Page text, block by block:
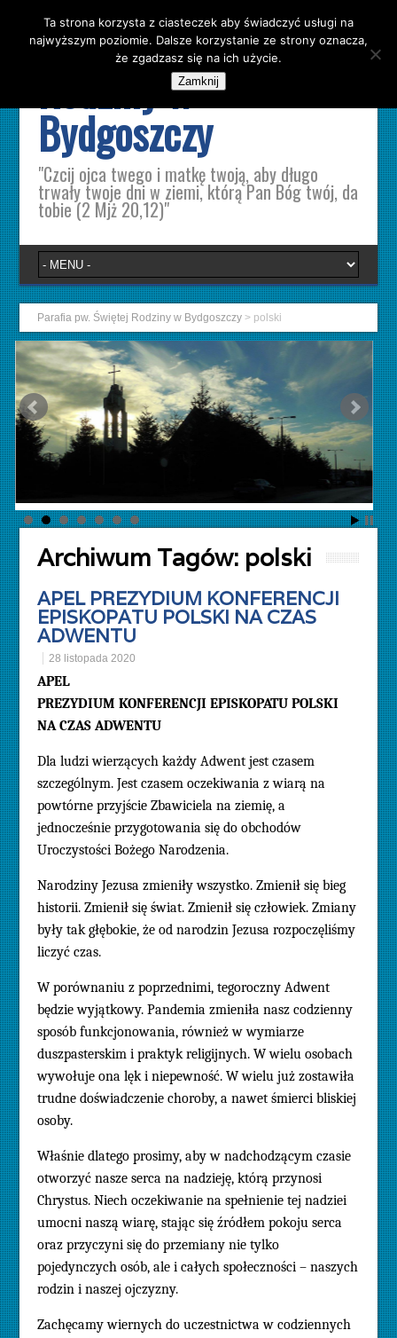
Parafia pw. Świętej
Rodziny w
Bydgoszczy
"Czcij ojca twego i matkę twoją, aby długo
trwały twoje dni w ziemi, którą Pan Bóg twój, da
tobie (2 Mjż 20,12)"
Parafia pw. Świętej Rodziny w Bydgoszczy > polski
Archiwum Tagów: polski
APEL PREZYDIUM KONFERENCJI
EPISKOPATU POLSKI NA CZAS
ADWENTU
28 listopada 2020
APEL
PREZYDIUM KONFERENCJI EPISKOPATU POLSKI
NA CZAS ADWENTU
Dla ludzi wierzących każdy Adwent jest czasem
szczególnym. Jest czasem oczekiwania z wiarą na
powtórne przyjście Zbawiciela na ziemię, a
jednocześnie przygotowania się do obchodów
Uroczystości Bożego Narodzenia.
Narodziny Jezusa zmieniły wszystko. Zmienił się bieg
historii. Zmienił się świat. Zmienił się człowiek. Zmiany
były tak głębokie, że od narodzin Jezusa rozpoczęliśmy
liczyć czas.
W porównaniu z poprzednimi, tegoroczny Adwent
będzie wyjątkowy. Pandemia zmieniła nasz codzienny
sposób funkcjonowania, również w wymiarze
duszpasterskim i praktyk religijnych. W wielu osobach
wywołuje ona lęk i niepewność. W wielu już zostawiła
trudne doświadczenie choroby, a nawet śmierci bliskiej
osoby.
Właśnie dlatego prosimy, aby w nadchodzącym czasie
otworzyć nasze serca na nadzieję, którą przynosi
Chrystus. Niech oczekiwanie na spełnienie tej nadziei
umocni naszą wiarę, stając się źródłem pokoju serca
oraz przyczyni się do przemiany nie tylko
pojedynczych osób, ale i całych społeczności – naszych
rodzin i naszej ojczyzny.
Zachęcamy wiernych do uczestnictwa w codziennych
Ta strona korzysta z ciasteczek aby świadczyć usługi na
najwyższym poziomie. Dalsze korzystanie ze strony oznacza,
że zgadzasz się na ich użycie.
Zamknij